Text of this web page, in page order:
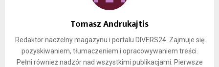
Tomasz Andrukajtis
Redaktor naczelny magazynu i portalu DIVERS24. Zajmuje się
pozyskiwaniem, tłumaczeniem i opracowywaniem treści.
Pełni również nadzór nad wszystkimi publikacjami. Pierwsze